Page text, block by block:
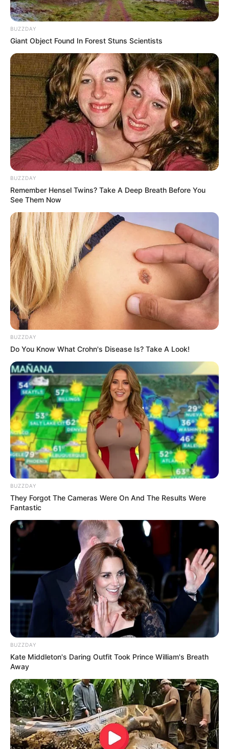
LIHAT ARTIKEL LAINNYA
Tastefully Yours Confidence Queen
Walking On Thin Ice Tempest
My Troublesome Star Aema
ULASAN
Alamat email Anda tidak akan dipublikasikan. Ruas yang wajib ditandai*
Cerita
Pemain
BUZZDAY
Giant Object Found In Forest Stuns Scientists
BUZZDAY
Remember Hensel Twins? Take A Deep Breath Before You
See Them Now
BUZZDAY
Do You Know What Crohn's Disease Is? Take A Look!
BUZZDAY
They Forgot The Cameras Were On And The Results Were
Fantastic
BUZZDAY
Kate Middleton's Daring Outfit Took Prince William's Breath
Away